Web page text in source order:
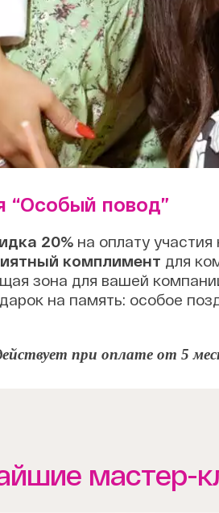
“Особый повод”
20% на оплату
комплимент для
зона для вашей
на память: особое
при оплате от 5
мастер-